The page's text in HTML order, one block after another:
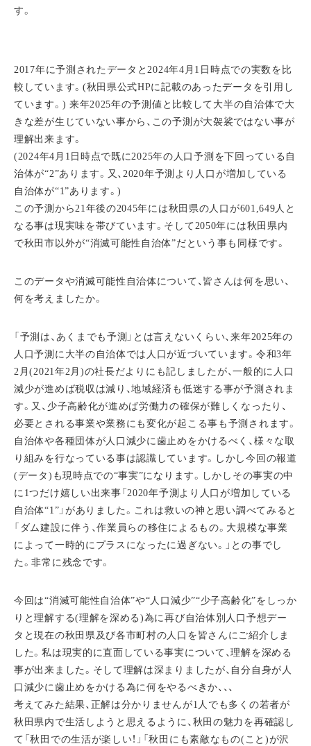
す。
2017年に予測されたデータと2024年4月1日時点での実数を比
較しています。(秋田県公式HPに記載のあったデータを引用し
ています。) 来年2025年の予測値と比較して大半の自治体で大
きな差が生じていない事から、この予測が大袈裟ではない事が
理解出来ます。
(2024年4月1日時点で既に2025年の人口予測を下回っている自
治体が“2”あります。又、2020年予測より人口が増加している
自治体が“1”あります。)
この予測から21年後の2045年には秋田県の人口が601,649人と
なる事は現実味を帯びています。そして2050年には秋田県内
で秋田市以外が“消滅可能性自治体”だという事も同様です。
このデータや消滅可能性自治体について、皆さんは何を思い、
何を考えましたか。
「予測は、あくまでも予測」とは言えないくらい、来年2025年の
人口予測に大半の自治体では人口が近づいています。令和3年
2月(2021年2月)の社長だよりにも記しましたが、一般的に人口
減少が進めば税収は減り、地域経済も低迷する事が予測されま
す。又、少子高齢化が進めば労働力の確保が難しくなったり、
必要とされる事業や業務にも変化が起こる事も予測されます。
自治体や各種団体が人口減少に歯止めをかけるべく、様々な取
り組みを行なっている事は認識しています。しかし今回の報道
(データ)も現時点での“事実”になります。しかしその事実の中
に1つだけ嬉しい出来事「2020年予測より人口が増加している
自治体“1”」がありました。これは救いの神と思い調べてみると
「ダム建設に伴う、作業員らの移住によるもの。大規模な事業
によって一時的にプラスになったに過ぎない。」との事でし
た。非常に残念です。
今回は“消滅可能性自治体”や“人口減少”“少子高齢化”をしっか
りと理解する(理解を深める)為に再び自治体別人口予想デー
タと現在の秋田県及び各市町村の人口を皆さんにご紹介しま
した。私は現実的に直面している事実について、理解を深める
事が出来ました。そして理解は深まりましたが、自分自身が人
口減少に歯止めをかける為に何をやるべきか、、、
考えてみた結果、正解は分かりませんが1人でも多くの若者が
秋田県内で生活しようと思えるように、秋田の魅力を再確認し
て「秋田での生活が楽しい！」「秋田にも素敵なもの(こと)が沢